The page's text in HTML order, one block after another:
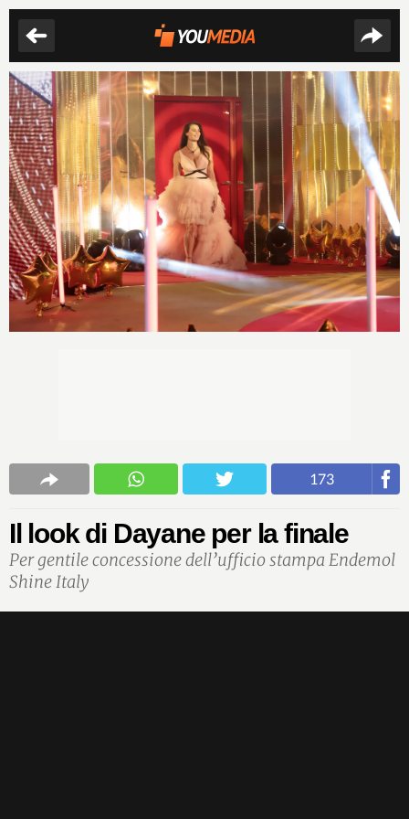
173
Il look di Dayane per la finale
Per gentile concessione dell’ufficio stampa Endemol
Shine Italy